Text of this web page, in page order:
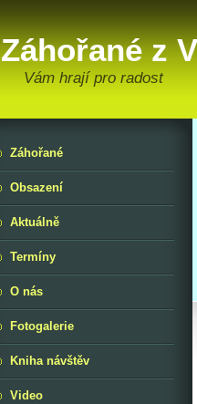
Záhořané z
Vám hrají pro radost
Záhořané
Obsazení
Aktuálně
Termíny
O nás
Fotogalerie
Kniha návštěv
Video